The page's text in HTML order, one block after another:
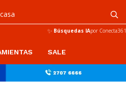
SALE
✨ Búsquedas IApor Conecta361